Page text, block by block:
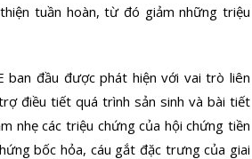
tuần hoàn, từ đó giảm những triệu
ban đầu được phát hiện với vai trò liên
điều tiết quá trình sản sinh và bài tiết
nhẹ các triệu chứng của hội chứng tiền
bốc hỏa, cáu gắt đặc trưng của giai